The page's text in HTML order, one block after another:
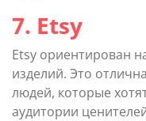
7. Etsy
Etsy ориентирован
изделий. Это
людей, которые
аудитории